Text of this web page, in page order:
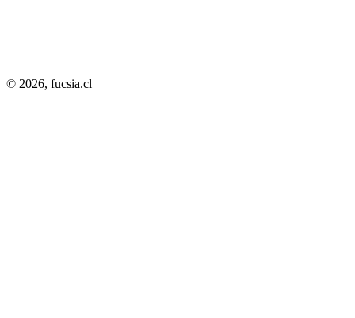
© 2026, fucsia.cl